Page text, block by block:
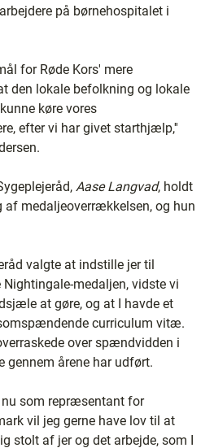
på børnehospitalet i
for Røde Kors' mere
den lokale befolkning og lokale
køre vores
efter vi har givet starthjælp,''
Aase Langvad, holdt
af medaljeoverrækkelsen, og hun
valgte at indstille jer til
medaljen, vidste vi
at gøre, og at I havde et
curriculum vitæ.
over spændvidden i
gennem årene har udført.
som repræsentant for
vil jeg gerne have lov til at
stolt af jer og det arbejde, som I